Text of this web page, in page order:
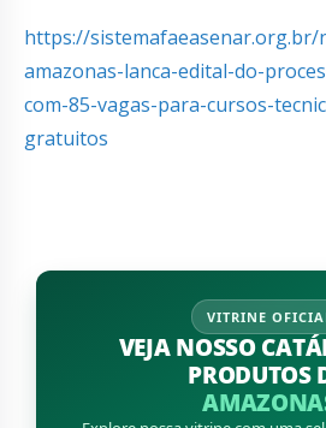
https://
amazonas-lanca-edital-do-
com-85-vagas-para-cursos-
gratuitos
VITRINE
VEJA NOSSO
PRODUTOS